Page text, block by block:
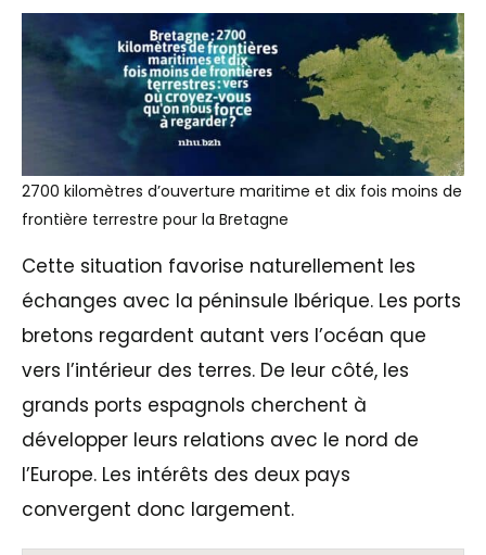
2700 kilomètres d’ouverture maritime et dix fois moins de
frontière terrestre pour la Bretagne
Cette situation favorise naturellement les
échanges avec la péninsule Ibérique. Les ports
bretons regardent autant vers l’océan que
vers l’intérieur des terres. De leur côté, les
grands ports espagnols cherchent à
développer leurs relations avec le nord de
l’Europe. Les intérêts des deux pays
convergent donc largement.